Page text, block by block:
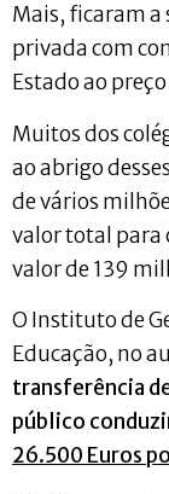
Mais, ficaram a
privada com
Estado ao
Muitos dos
ao abrigo
de vários
valor total para
valor de 139
O Instituto de
Educação, no
transferência
público
26.500 Euros